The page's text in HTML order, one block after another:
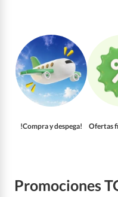
!Compra y despega! Ofertas
Promociones